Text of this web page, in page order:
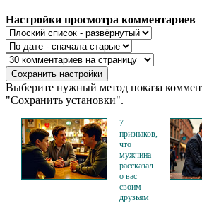
Настройки просмотра комментариев
Выберите нужный метод показа
"Сохранить установки".
7
признаков,
что
мужчина
рассказал
о вас
своим
друзьям